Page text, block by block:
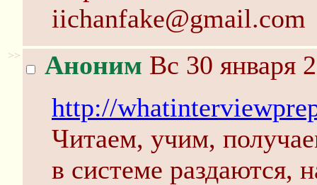
iichanfake@gmail.com
>> Аноним Вс 30 января
http://
Читаем, учим,
в системе раздаются,